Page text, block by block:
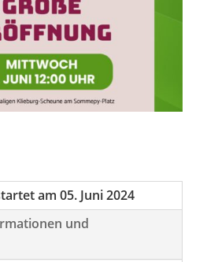
am 05. Juni 2024
und